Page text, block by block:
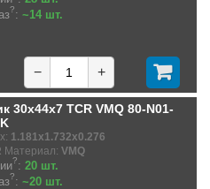
?: ~14 шт.
− +
30x44x7 TCR VMQ 80-N01-
1.181x1.732x0.276
Материал: VMQ
?: 20 шт.
?: ~20 шт.